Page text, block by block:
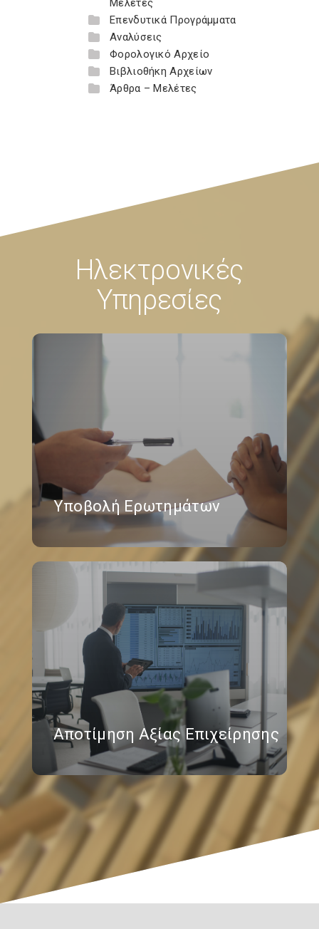
Μελέτες
Επενδυτικά Προγράμματα
Αναλύσεις
Φορολογικό Αρχείο
Βιβλιοθήκη Αρχείων
Άρθρα – Μελέτες
Ηλεκτρονικές
Υπηρεσίες
Υποβολή Ερωτημάτων
Αποτίμηση Αξίας Επιχείρησης